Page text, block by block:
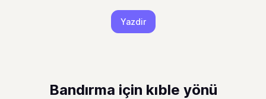
Yazdir
Bandırma için kıble yönü